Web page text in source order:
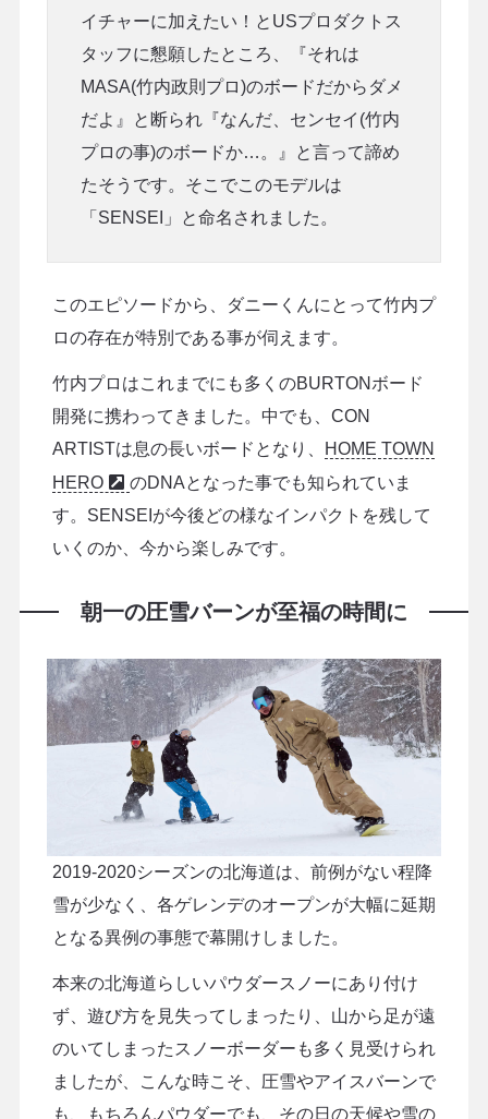
イチャーに加えたい！とUSプロダクトス
タッフに懇願したところ、『それは
MASA(竹内政則プロ)のボードだからダメ
だよ』と断られ『なんだ、センセイ(竹内
プロの事)のボードか…。』と言って諦め
たそうです。そこでこのモデルは
「SENSEI」と命名されました。
このエピソードから、ダニーくんにとって竹内プ
ロの存在が特別である事が伺えます。
竹内プロはこれまでにも多くのBURTONボード
開発に携わってきました。中でも、CON
ARTISTは息の長いボードとなり、
HOME TOWN
HERO
のDNAとなった事でも知られていま
す。SENSEIが今後どの様なインパクトを残して
いくのか、今から楽しみです。
朝一の圧雪バーンが至福の時間に
2019-2020シーズンの北海道は、前例がない程降
雪が少なく、各ゲレンデのオープンが大幅に延期
となる異例の事態で幕開けしました。
本来の北海道らしいパウダースノーにあり付け
ず、遊び方を見失ってしまったり、山から足が遠
のいてしまったスノーボーダーも多く見受けられ
ましたが、こんな時こそ、圧雪やアイスバーンで
も、もちろんパウダーでも、その日の天候や雪の